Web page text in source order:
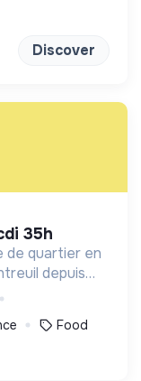
Discover
35h
de quartier en
depuis
Food